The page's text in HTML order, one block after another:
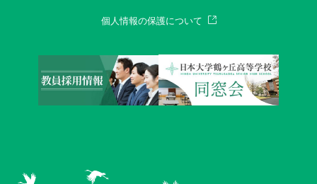
個人情報の保護について